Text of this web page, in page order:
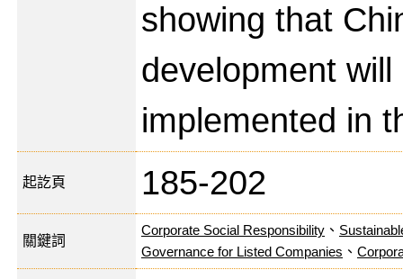
showing that
development
implemented in
起訖頁 185-202
關鍵詞
Corporate Social Responsibility 、
Governance for Listed Companies 、